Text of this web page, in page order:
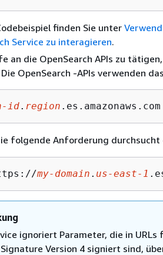
finden Sie unter
Service zu interagieren.
an die OpenSearch APIs zu
OpenSearch -APIs verwenden
id. region .es.amazonaws.com
folgende Anforderung durchsucht
my-domain . us-east-1
ignoriert Parameter, die in
Version 4 signiert sind,